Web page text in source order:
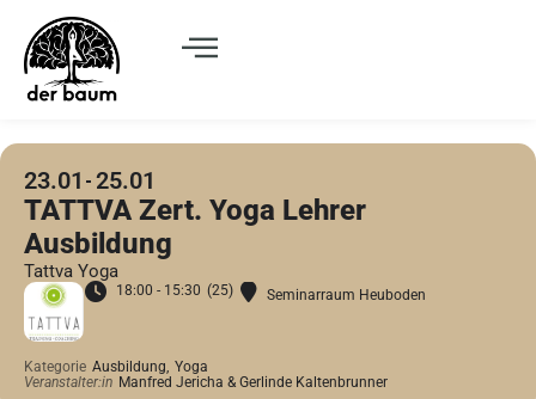
23.01 25.01
TATTVA Zert. Yoga Lehrer
Ausbildung
Tattva Yoga
18:00 - 15:30 (25) Seminarraum Heuboden
Kategorie Ausbildung, Yoga
Veranstalter:in Manfred Jericha & Gerlinde Kaltenbrunner